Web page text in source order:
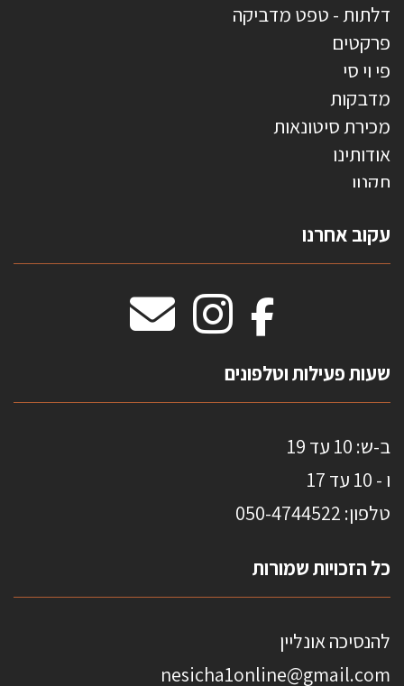
דלתות - טפט מדביקה
פרקטים
פי וי סי
מדבקות
מכירת סיטונאות
אודותינו
תקנון
טפטים משולשים
וילונות חסיני אש
מדבקות אנטי סאן
עקוב אחרנו
שעות פעילות וטלפונים
ב-ש: 10 עד 19
ו - 10 עד 17
טלפון: 0 50-4744522
כל הזכויות שמורות
להנסיכה אונליין
nesicha1online@gmail.com